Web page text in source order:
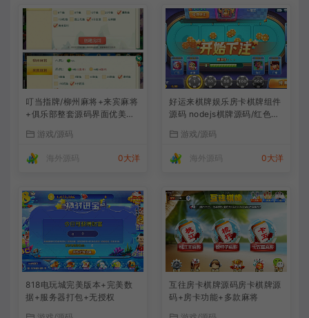
叮当指牌/柳州麻将+来宾麻将
+俱乐部整套源码界面优美
游戏/源码
海外源码 0大洋
好运来棋牌娱乐房卡棋牌组件
源码 nodejs棋牌源码/红色
游戏/源码
海外源码 0大洋
818电玩城完美版本+完美数
据+服务器打包+无授权
互往房卡棋牌源码房卡棋牌源
码+房卡功能+多款麻将